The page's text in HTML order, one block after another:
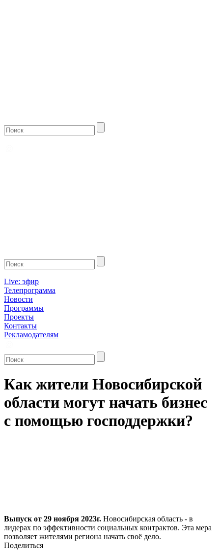
Live: эфир
Телепрограмма
Новости
Программы
Проекты
Контакты
Рекламодателям
Как жители Новосибирской
области могут начать бизнес
с помощью господдержки?
Выпуск от 29 ноября 2023г. Новосибирская область - в
лидерах по эффективности социальных контрактов. Эта мера
позволяет жителями региона начать своё дело.
Поделиться